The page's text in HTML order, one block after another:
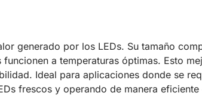
generado por los LEDs. Su tamaño
a temperaturas óptimas. Esto
Ideal para aplicaciones donde se
frescos y operando de manera